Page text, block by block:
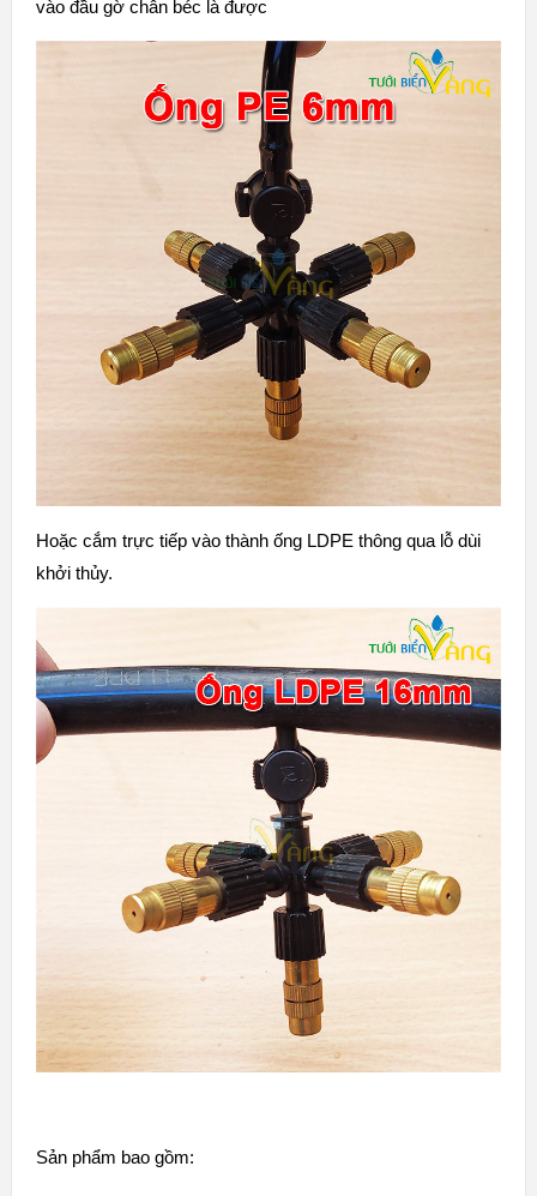
vào đầu gờ chân béc là được
Hoặc cắm trực tiếp vào thành ống LDPE thông qua lỗ dùi
khởi thủy.
Sản phẩm bao gồm: